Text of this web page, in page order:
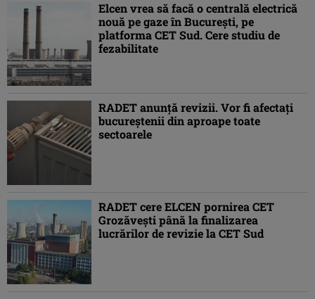
Elcen vrea să facă o centrală electrică
nouă pe gaze în Bucureşti, pe
platforma CET Sud. Cere studiu de
fezabilitate
RADET anunţă revizii. Vor fi afectaţi
bucureştenii din aproape toate
sectoarele
RADET cere ELCEN pornirea CET
Grozăveşti până la finalizarea
lucrărilor de revizie la CET Sud